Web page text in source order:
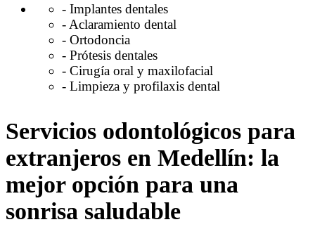
- Implantes dentales
- Aclaramiento dental
- Ortodoncia
- Prótesis dentales
- Cirugía oral y maxilofacial
- Limpieza y profilaxis dental
Servicios odontológicos para
extranjeros en Medellín: la
mejor opción para una
sonrisa saludable